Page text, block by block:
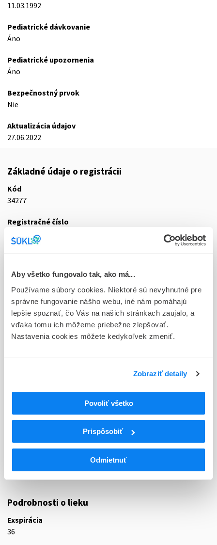
Aby všetko fungovalo tak, ako má...
Používame súbory cookies. Niektoré sú nevyhnutné pre
správne fungovanie nášho webu, iné nám pomáhajú
lepšie spoznať, čo Vás na našich stránkach zaujalo, a
vďaka tomu ich môžeme priebežne zlepšovať.
Nastavenia cookies môžete kedykoľvek zmeniť.
Zobraziť detaily
Povoliť všetko
Prispôsobiť
Odmietnuť
11.03.1992
Pediatrické dávkovanie
Áno
Pediatrické upozornenia
Áno
Bezpečnostný prvok
Nie
Aktualizácia údajov
27.06.2022
Základné údaje o registrácii
Kód
34277
Registračné číslo
76/0232/92-CS
Doplnok
Stav
D - Registrácia bez obmedzenia platnosti
Typ registračnej procedúry
Národná
ATC
Rôzne (vária)
V07
Všetky ostatné neterapeutické prípravky
V07AB
Rozpúšťadlá a riedidlá, vrátane irigačných
Podrobnosti o lieku
Exspirácia
36